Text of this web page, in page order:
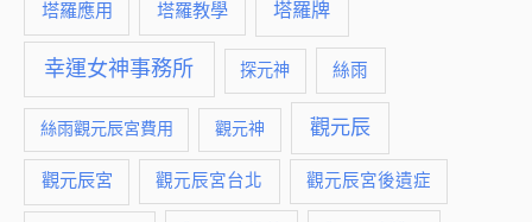
塔羅應用 塔羅教學 塔羅牌
幸運女神事務所 探元神 絲雨
絲雨觀元辰宮費用 觀元神 觀元辰
觀元辰宮 觀元辰宮台北 觀元辰宮後遺症